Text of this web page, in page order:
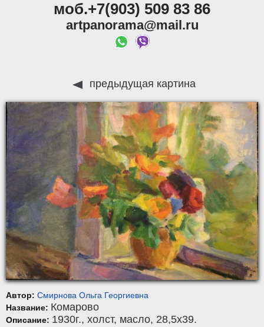
моб.+7(903) 509 83 86
artpanorama@mail.ru
предыдущая картина
Автор: Смирнова Ольга Георгиевна
Название: Комарово
Описание: 1930г., холст, масло, 28,5x39.